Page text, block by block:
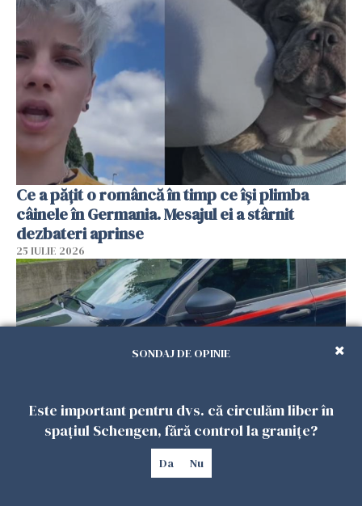
Ce a pățit o româncă în timp ce își plimba
câinele în Germania. Mesajul ei a stârnit
dezbateri aprinse
25 IULIE 2026
Româncă din Italia, acuzată că și-a lăsat copiii
singuri în casă pentru a merge la mall. Vecinii
SONDAJ DE OPINIE
Este important pentru dvs. că circulăm liber în
spațiul Schengen, fără control la granițe?
Da Nu